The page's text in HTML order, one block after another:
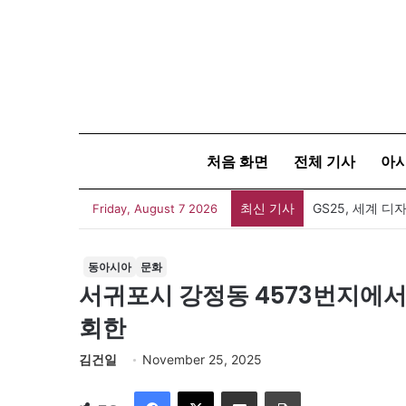
처음 화면 전체 기사 아
Friday, August 7 2026 최신 기사
동아시아 문화
서귀포시 강정동 4573번지에
회한
김건일 November 25, 2025
Facebook
X 이메일 인쇄